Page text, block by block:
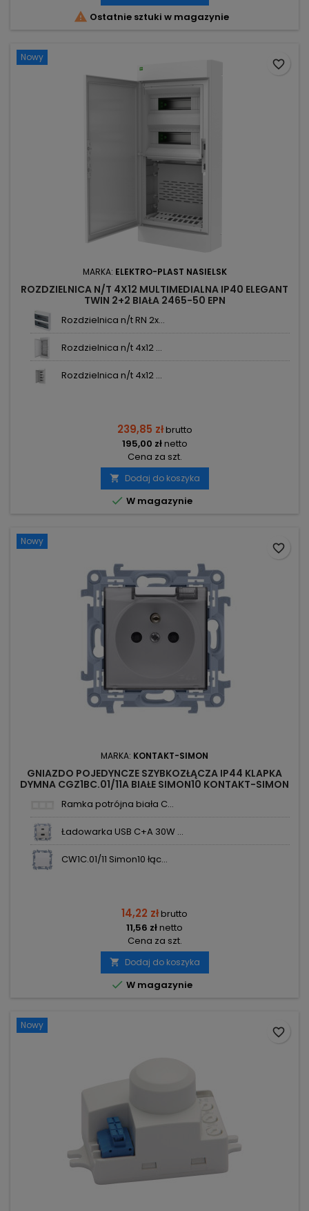
 Ostatnie sztuki w magazynie
Nowy
MARKA: ELEKTRO-PLAST NASIELSK
ROZDZIELNICA N/T 4X12 MULTIMEDIALNA IP40 ELEGANT
TWIN 2+2 BIAŁA 2465-50 EPN
Rozdzielnica n/t RN 2x...
Rozdzielnica n/t 4x12 ...
Rozdzielnica n/t 4x12 ...
239,85 złbrutto
195,00 złnetto
Cena za szt.
 Dodaj do koszyka
 W magazynie
favorite_border
Nowy
MARKA: KONTAKT-SIMON
GNIAZDO POJEDYNCZE SZYBKOZŁĄCZA IP44 KLAPKA
DYMNA CGZ1BC.01/11A BIAŁE SIMON10 KONTAKT-SIMON
Ramka potrójna biała C...
Ładowarka USB C+A 30W ...
CW1C.01/11 Simon10 łąc...
14,22 złbrutto
11,56 złnetto
Cena za szt.
 Dodaj do koszyka
 W magazynie
favorite_border
Nowy
favorite_border